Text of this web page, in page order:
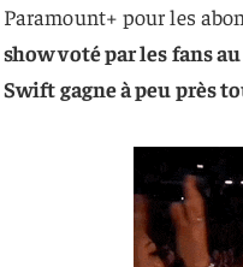
Paramount+ pour les
show voté par les fans
Swift gagne à peu près